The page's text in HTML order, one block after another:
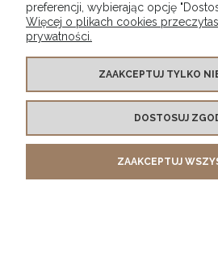
preferencji, wybierając opcję
Więcej o plikach cookies
prywatności.
ZAAKCEPTUJ TYLKO
DOSTOSUJ
ZAAKCEPTUJ